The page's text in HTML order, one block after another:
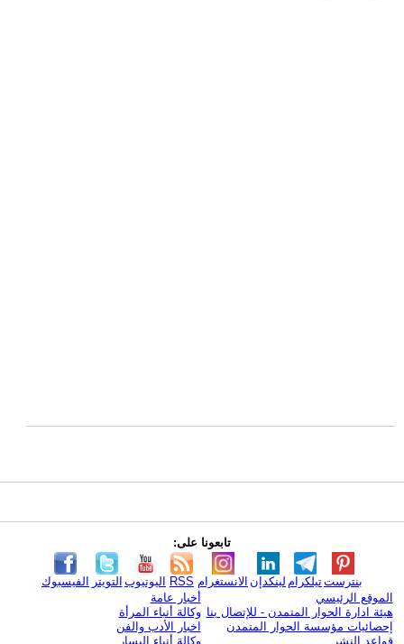
تابعونا على:
الفيسبوك التويتر اليوتيوب RSS الانستغرام لينكدإن تيلكرامبنترست
الموقع الرئيسي
هيئة ادارة الحوار المتمدن - للإتصال بنا
إحصائيات مؤسسة الحوار المتمدن
قواعد النشر
أخبار عامة
وكالة أنباء المرأة
اخبار الأدب والفن
وكالة أنباء اليسار